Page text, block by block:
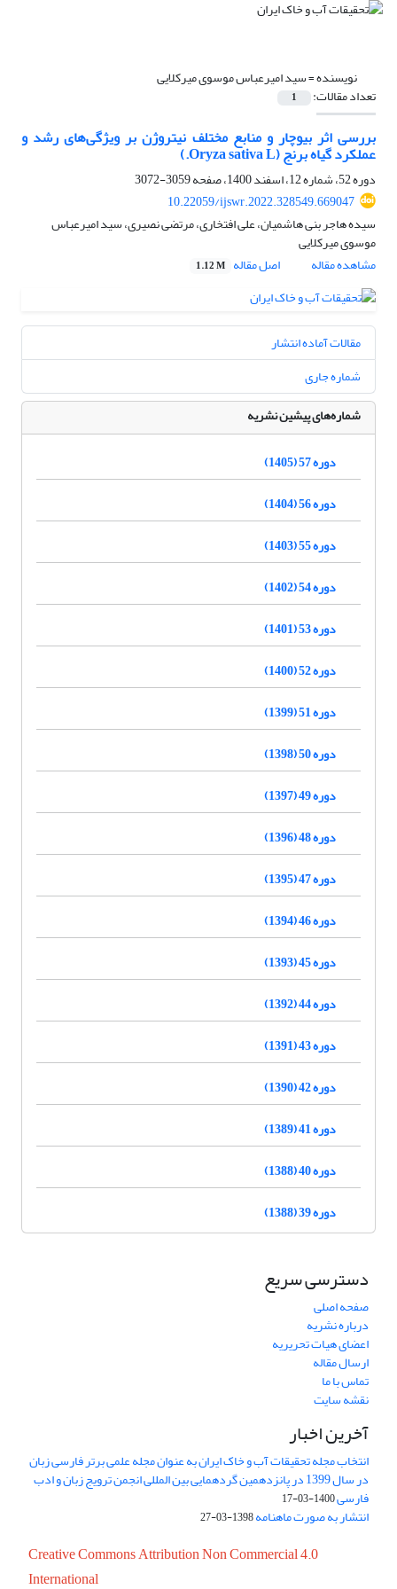
نویسنده =سید امیرعباس موسوی میرکلایی
تعداد مقالات: 1
بررسی اثر بیوچار و منابع مختلف نیتروژن بر ویژگی‌های رشد و
عملکرد گیاه برنج (Oryza sativa L.)
دوره 52، شماره 12، اسفند 1400، صفحه
3059-3072
10.22059/ijswr.2022.328549.669047
سیده هاجر بنی هاشمیان، علی افتخاری، مرتضی نصیری، سید امیرعباس
موسوی میرکلایی
مشاهده مقاله
اصل مقاله 1.12 M
مقالات آماده انتشار
شماره جاری
شماره‌های پیشین نشریه
دوره 57 (1405)
دوره 56 (1404)
دوره 55 (1403)
دوره 54 (1402)
دوره 53 (1401)
دوره 52 (1400)
دوره 51 (1399)
دوره 50 (1398)
دوره 49 (1397)
دوره 48 (1396)
دوره 47 (1395)
دوره 46 (1394)
دوره 45 (1393)
دوره 44 (1392)
دوره 43 (1391)
دوره 42 (1390)
دوره 41 (1389)
دوره 40 (1388)
دوره 39 (1388)
دسترسی سریع
صفحه اصلی
درباره نشریه
اعضای هیات تحریریه
ارسال مقاله
تماس با ما
نقشه سایت
آخرین اخبار
انتخاب مجله تحقیقات آب و خاک ایران به عنوان مجله علمی برتر فارسی زبان
در سال 1399 در پانزدهمین گردهمایی بین المللی انجمن ترویج زبان و ادب
فارسی1400-03-17
انتشار به صورت ماهنامه1398-03-27
Creative Commons Attribution Non Commercial 4.0
International